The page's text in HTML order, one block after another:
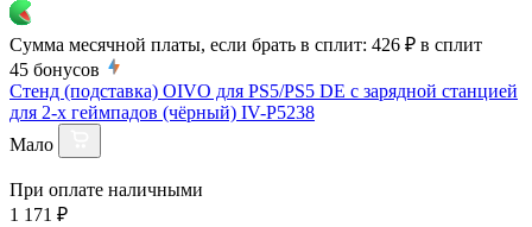
Сумма месячной платы, если брать в сплит: 426 ₽ в сплит
45 бонусов
Cтенд (подставка) OIVO для PS5/PS5 DE с зарядной станцией
для 2-х геймпадов (чёрный) IV-P5238
Мало
При оплате наличными
1 171 ₽